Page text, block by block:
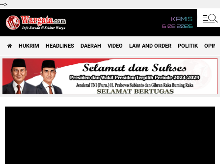
-->
KAMIS
6 08 2026
HUKRIM HEADLINES DAERAH VIDEO LAW AND ORDER POLITIK OPINI